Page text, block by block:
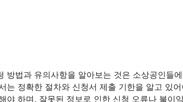
방법과 유의사항을 알아보는 것은 소상공인들
는 정확한 절차와 신청서 제출 기한을 알고 있
야 하며, 잘못된 정보로 인한 신청 오류나 불이